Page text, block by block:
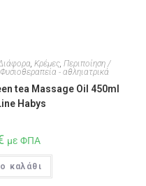
, Κρέμες, Περιποίηση /
Φυσιοθεραπεία - αθληιατρικά
tea Massage Oil 450ml
Habys
με ΦΠΑ
καλάθι